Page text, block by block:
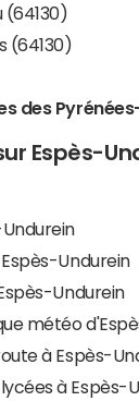
(64130)
(64130)
des
Espès-
Undurein
Undurein
météo
à Espès-
à Espès-